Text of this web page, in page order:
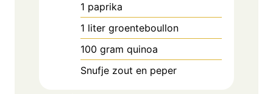
1 paprika
1 liter groenteboullon
100 gram quinoa
Snufje zout en peper